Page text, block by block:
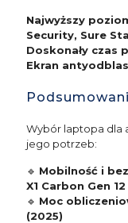
Najwyższy
Security, Sure
Doskonały czas
Ekran
Wybór laptopa dla
jego potrzeb:
🔹 Mobilność i
X1 Carbon Gen 12
🔹 Moc
(2025)